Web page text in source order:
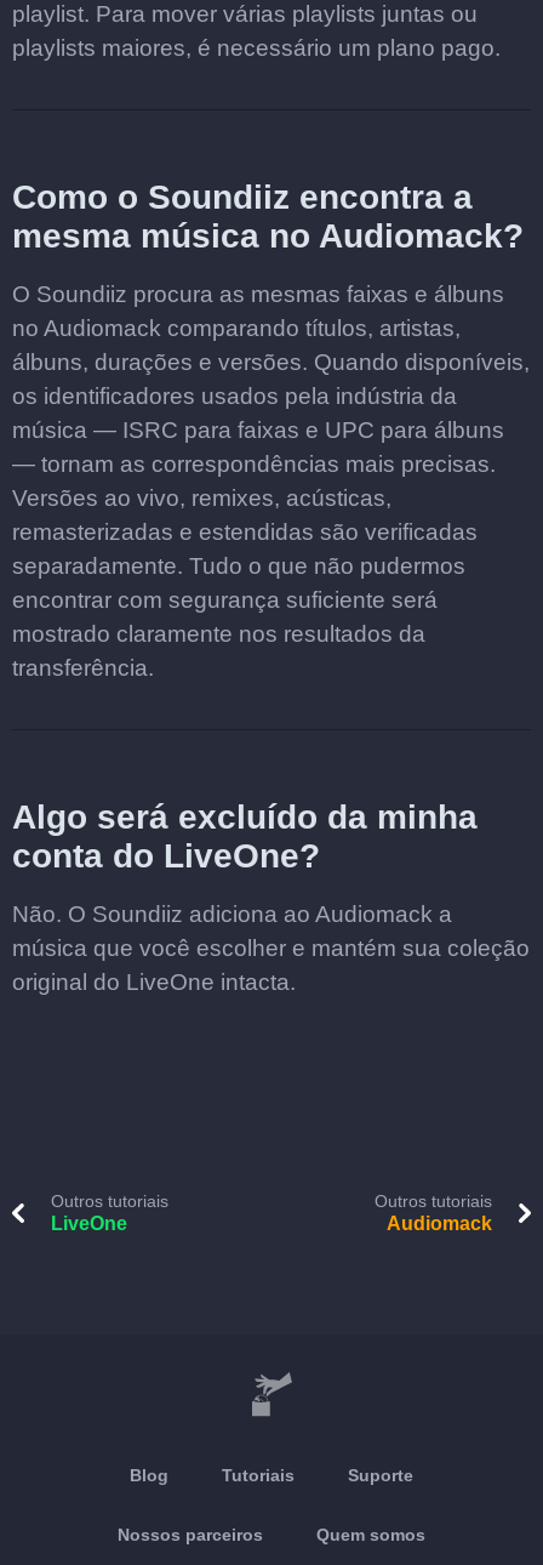
playlist. Para mover várias playlists juntas ou
playlists maiores, é necessário um plano pago.
Como o Soundiiz encontra a
mesma música no Audiomack?
O Soundiiz procura as mesmas faixas e álbuns
no Audiomack comparando títulos, artistas,
álbuns, durações e versões. Quando disponíveis,
os identificadores usados pela indústria da
música — ISRC para faixas e UPC para álbuns
— tornam as correspondências mais precisas.
Versões ao vivo, remixes, acústicas,
remasterizadas e estendidas são verificadas
separadamente. Tudo o que não pudermos
encontrar com segurança suficiente será
mostrado claramente nos resultados da
transferência.
Algo será excluído da minha
conta do LiveOne?
Não. O Soundiiz adiciona ao Audiomack a
música que você escolher e mantém sua coleção
original do LiveOne intacta.
Outros tutoriais
LiveOne
Outros tutoriais
Audiomack
Blog Tutoriais Suporte
Nossos parceiros Quem somos